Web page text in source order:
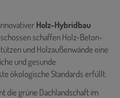
Holz-Hybridbau
schaffen Holz-Beton-
und Holzaußenwände eine
und gesunde
ökologische Standards erfüllt.
die grüne Dachlandschaft im